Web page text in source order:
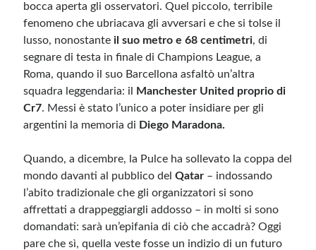
bocca aperta gli osservatori. Quel piccolo, terribile
fenomeno che ubriacava gli avversari e che si tolse il
lusso, nonostante il suo metro e 68 centimetri, di
segnare di testa in finale di Champions League, a
Roma, quando il suo Barcellona asfaltò un’altra
squadra leggendaria: il
Manchester United proprio di
Cr7. Messi è stato l’unico a poter insidiare per gli
argentini la memoria di Diego Maradona.
Quando, a dicembre, la Pulce ha sollevato la coppa del
mondo davanti al pubblico delQatar – indossando
l’abito tradizionale che gli organizzatori si sono
affrettati a drappeggiargli addosso – in molti si sono
domandati: sarà un’epifania di ciò che accadrà? Oggi
pare che sì, quella veste fosse un indizio di un futuro